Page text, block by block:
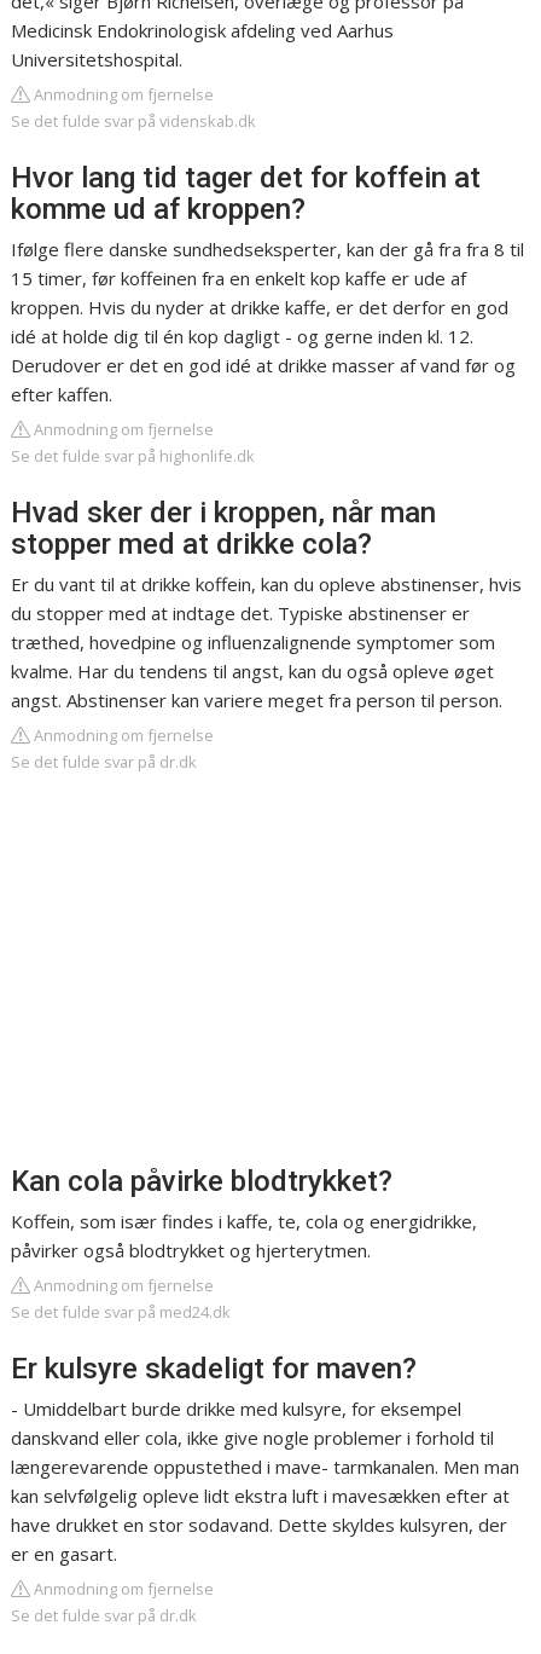
Medicinsk Endokrinologisk afdeling ved Aarhus
Universitetshospital.
Anmodning om fjernelse
Se det fulde svar på videnskab.dk
Hvor lang tid tager det for koffein at
komme ud af kroppen?
Ifølge flere danske sundhedseksperter, kan der gå fra fra 8 til
15 timer, før koffeinen fra en enkelt kop kaffe er ude af
kroppen. Hvis du nyder at drikke kaffe, er det derfor en god
idé at holde dig til én kop dagligt - og gerne inden kl. 12.
Derudover er det en god idé at drikke masser af vand før og
efter kaffen.
Anmodning om fjernelse
Se det fulde svar på highonlife.dk
Hvad sker der i kroppen, når man
stopper med at drikke cola?
Er du vant til at drikke koffein, kan du opleve abstinenser, hvis
du stopper med at indtage det. Typiske abstinenser er
træthed, hovedpine og influenzalignende symptomer som
kvalme. Har du tendens til angst, kan du også opleve øget
angst. Abstinenser kan variere meget fra person til person.
Anmodning om fjernelse
Se det fulde svar på dr.dk
Kan cola påvirke blodtrykket?
Koffein, som især findes i kaffe, te, cola og energidrikke,
påvirker også blodtrykket og hjerterytmen.
Anmodning om fjernelse
Se det fulde svar på med24.dk
Er kulsyre skadeligt for maven?
- Umiddelbart burde drikke med kulsyre, for eksempel
danskvand eller cola, ikke give nogle problemer i forhold til
længerevarende oppustethed i mave- tarmkanalen. Men man
kan selvfølgelig opleve lidt ekstra luft i mavesækken efter at
have drukket en stor sodavand. Dette skyldes kulsyren, der
er en gasart.
Anmodning om fjernelse
Se det fulde svar på dr.dk